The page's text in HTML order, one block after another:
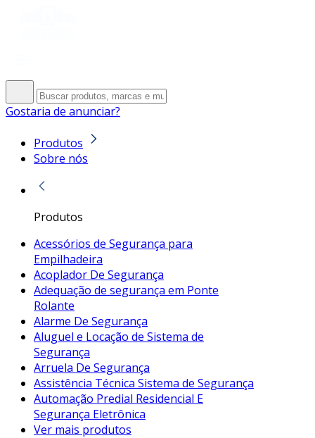
Gostaria de anunciar?
Produtos
Sobre nós
Produtos
Acessórios de Segurança para
Empilhadeira
Acoplador De Segurança
Adequação de segurança em Ponte
Rolante
Alarme De Segurança
Aluguel e Locação de Sistema de
Segurança
Arruela De Segurança
Assistência Técnica Sistema de Segurança
Automação Predial Residencial E
Segurança Eletrônica
Ver mais produtos